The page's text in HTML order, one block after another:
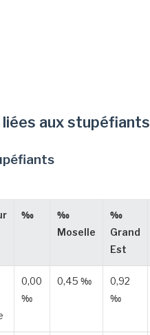
aux stupéfiants
‰
‰
Moselle
‰
Grand
Est
0,00
‰
0,45 ‰
0,92
‰